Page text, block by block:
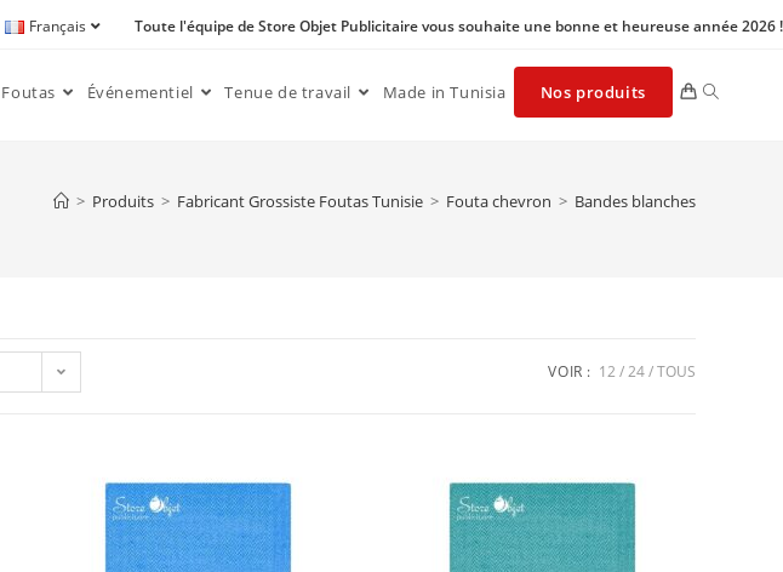
Français Toute l'équipe de Store Objet Publicitaire vous souhaite une bonne et heureuse année 2026 !
Foutas Événementiel Tenue de travail Made in Tunisia Nos produits
> Produits > Fabricant Grossiste Foutas Tunisie > Fouta chevron > Bandes blanches
VOIR : 12 24 TOUS